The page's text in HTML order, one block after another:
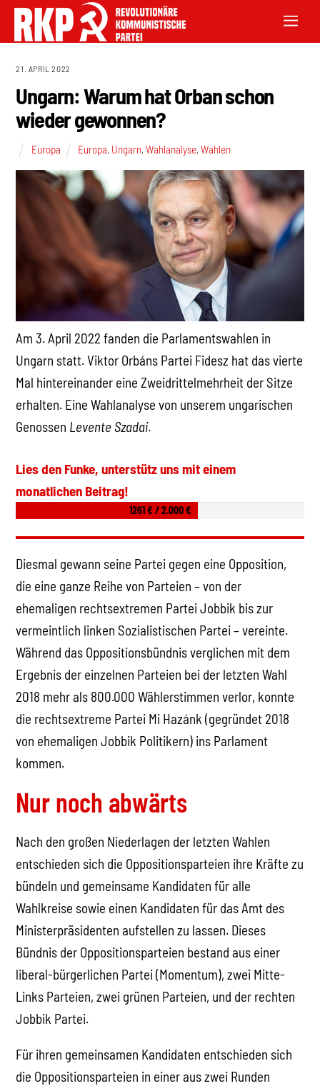
21. APRIL 2022
Ungarn: Warum hat Orban schon
wieder gewonnen?
Europa Europa, Ungarn,Wahlanalyse,Wahlen
Am 3. April 2022 fanden die Parlamentswahlen in
Ungarn statt. Viktor Orbáns Partei Fidesz hat das vierte
Mal hintereinander eine Zweidrittelmehrheit der Sitze
erhalten. Eine Wahlanalyse von unserem ungarischen
Genossen Levente Szadai.
Lies den Funke, unterstütz uns mit einem
monatlichen Beitrag!
1261 € / 2.000 €
Diesmal gewann seine Partei gegen eine Opposition,
die eine ganze Reihe von Parteien – von der
ehemaligen rechtsextremen Partei Jobbik bis zur
vermeintlich linken Sozialistischen Partei – vereinte.
Während das Oppositionsbündnis verglichen mit dem
Ergebnis der einzelnen Parteien bei der letzten Wahl
2018 mehr als 800.000 Wählerstimmen verlor, konnte
die rechtsextreme Partei Mi Hazánk (gegründet 2018
von ehemaligen Jobbik Politikern) ins Parlament
kommen.
Nur noch abwärts
Nach den großen Niederlagen der letzten Wahlen
entschieden sich die Oppositionsparteien ihre Kräfte zu
bündeln und gemeinsame Kandidaten für alle
Wahlkreise sowie einen Kandidaten für das Amt des
Ministerpräsidenten aufstellen zu lassen. Dieses
Bündnis der Oppositionsparteien bestand aus einer
liberal-bürgerlichen Partei (Momentum), zwei Mitte-
Links Parteien, zwei grünen Parteien, und der rechten
Jobbik Partei.
Für ihren gemeinsamen Kandidaten entschieden sich
die Oppositionsparteien in einer aus zwei Runden